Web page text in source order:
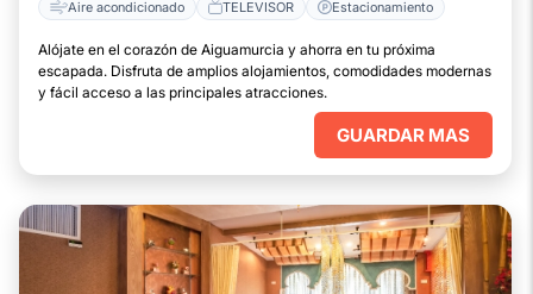
Aire acondicionado TELEVISOR Estacionamiento
Alójate en el corazón de Aiguamurcia y ahorra en tu próxima
escapada. Disfruta de amplios alojamientos, comodidades modernas
y fácil acceso a las principales atracciones.
GUARDAR MAS